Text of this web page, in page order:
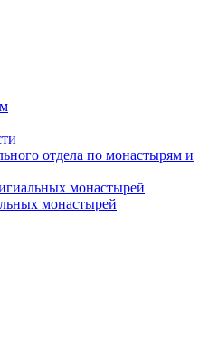
отдела по монастырям и
монастырей
монастырей